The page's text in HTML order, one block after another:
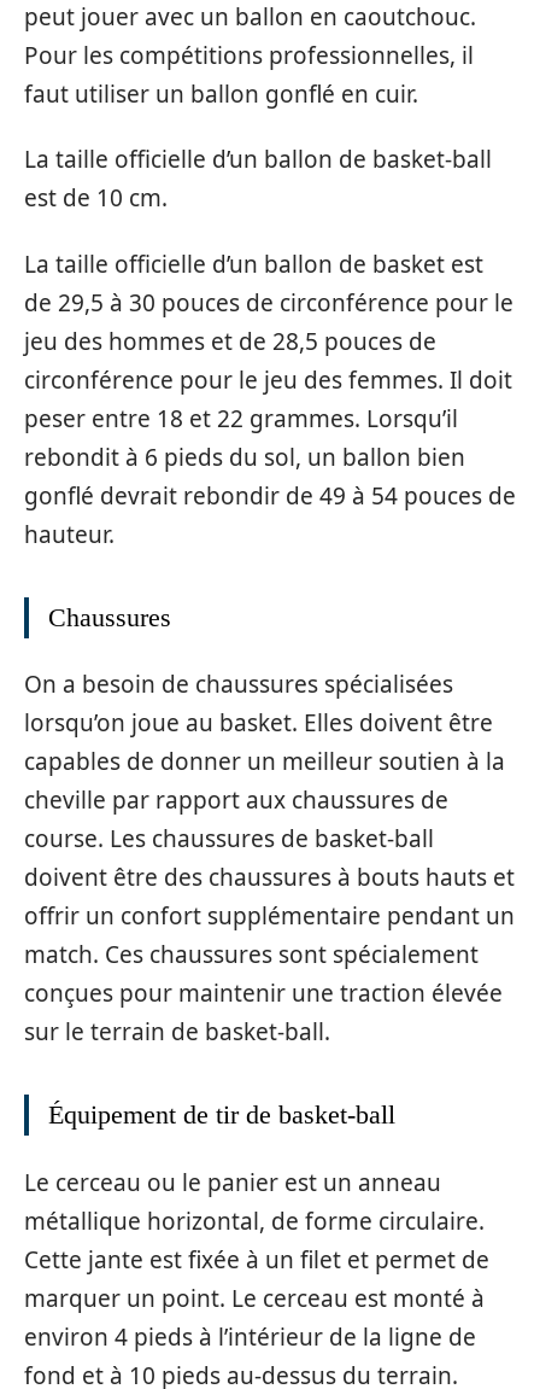
peut jouer avec un ballon en caoutchouc.
Pour les compétitions professionnelles, il
faut utiliser un ballon gonflé en cuir.
La taille officielle d’un ballon de basket-ball
est de 10 cm.
La taille officielle d’un ballon de basket est
de 29,5 à 30 pouces de circonférence pour le
jeu des hommes et de 28,5 pouces de
circonférence pour le jeu des femmes. Il doit
peser entre 18 et 22 grammes. Lorsqu’il
rebondit à 6 pieds du sol, un ballon bien
gonflé devrait rebondir de 49 à 54 pouces de
hauteur.
Chaussures
On a besoin de chaussures spécialisées
lorsqu’on joue au basket. Elles doivent être
capables de donner un meilleur soutien à la
cheville par rapport aux chaussures de
course. Les chaussures de basket-ball
doivent être des chaussures à bouts hauts et
offrir un confort supplémentaire pendant un
match. Ces chaussures sont spécialement
conçues pour maintenir une traction élevée
sur le terrain de basket-ball.
Équipement de tir de basket-ball
Le cerceau ou le panier est un anneau
métallique horizontal, de forme circulaire.
Cette jante est fixée à un filet et permet de
marquer un point. Le cerceau est monté à
environ 4 pieds à l’intérieur de la ligne de
fond et à 10 pieds au-dessus du terrain.